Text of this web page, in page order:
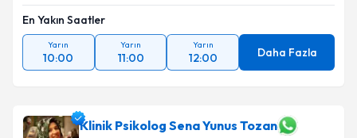
En Yakın Saatler
Yarın
10:00
Yarın
11:00
Yarın
12:00 Daha Fazla
Klinik Psikolog Sena Yunus Tozan